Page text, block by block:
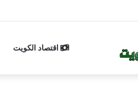
اقتصاد الكويت